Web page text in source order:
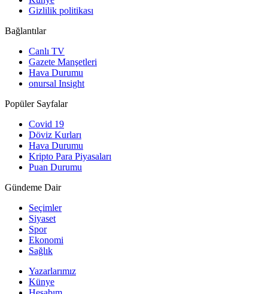
Gizlilik politikası
Bağlantılar
Canlı TV
Gazete Manşetleri
Hava Durumu
onursal Insight
Popüler Sayfalar
Covid 19
Döviz Kurları
Hava Durumu
Kripto Para Piyasaları
Puan Durumu
Gündeme Dair
Seçimler
Siyaset
Spor
Ekonomi
Sağlık
Yazarlarımız
Künye